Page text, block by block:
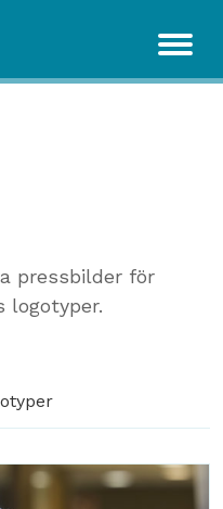
pressbilder för
logotyper.